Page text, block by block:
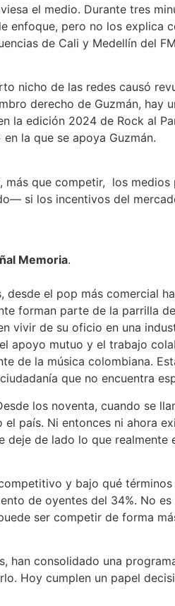
el medio. Durante tres
pero no los explica
de Cali y Medellín del
nicho de las redes causó
derecho de Guzmán, hay
edición 2024 de Rock al
la que se apoya Guzmán.
que competir, los
si los incentivos del
Memoria.
el pop más comercial
forman parte de la parrilla
vivir de su oficio en una
apoyo mutuo y el trabajo
de la música colombiana.
que no encuentra
los noventa, cuando se
país. Ni entonces ni ahora
de lado lo que
y bajo qué
de oyentes del 34%. No
ser competir de forma
han consolidado una
Hoy cumplen un papel